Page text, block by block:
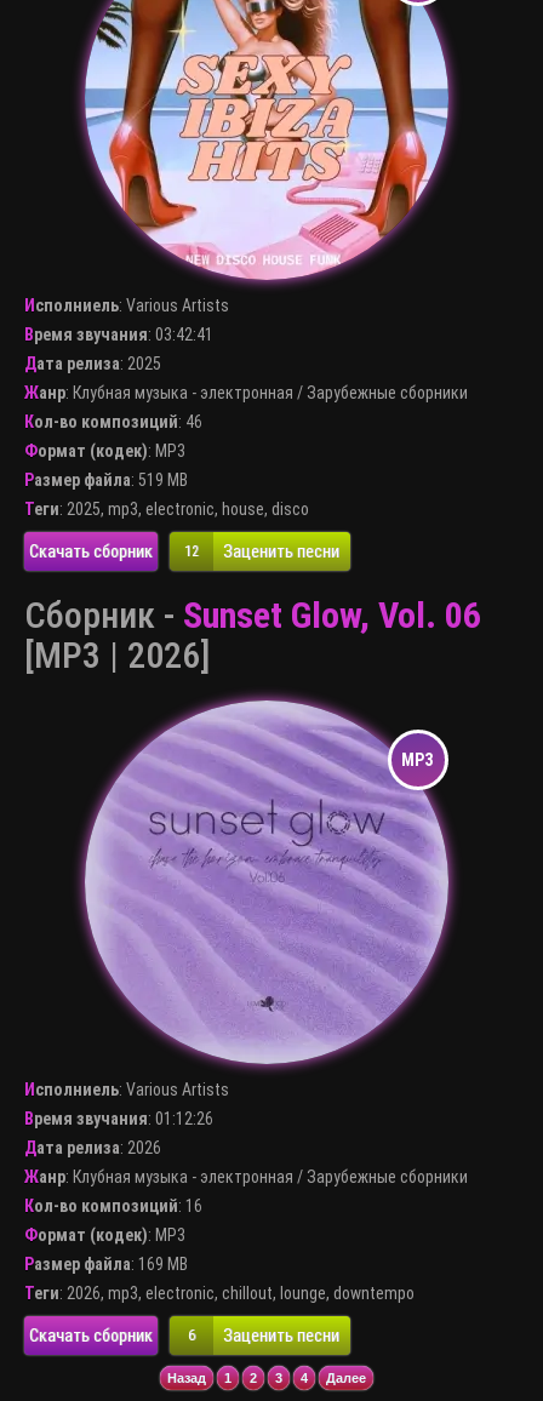
Исполниель: Various Artists
Время звучания: 03:42:41
Дата релиза: 2025
Жанр: Клубная музыка - электронная / Зарубежные сборники
Кол-во композиций: 46
Формат (кодек): MP3
Размер файла: 519 MB
Теги: 2025, mp3, electronic, house, disco
Скачать сборник 12 Заценить песни
Сборник - Sunset Glow, Vol. 06
[MP3 | 2026]
Исполниель: Various Artists
Время звучания: 01:12:26
Дата релиза: 2026
Жанр: Клубная музыка - электронная / Зарубежные сборники
Кол-во композиций: 16
Формат (кодек): MP3
Размер файла: 169 MB
Теги: 2026, mp3, electronic, chillout, lounge, downtempo
Скачать сборник 6 Заценить песни
Назад 1 2 3 4 Далее